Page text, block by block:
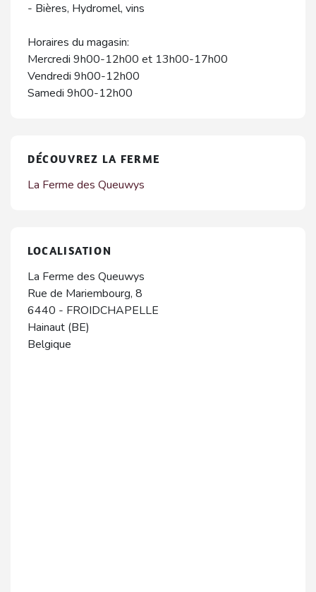
- Bières, Hydromel, vins
Horaires du magasin:
Mercredi 9h00-12h00 et 13h00-17h00
Vendredi 9h00-12h00
Samedi 9h00-12h00
DÉCOUVREZ LA FERME
La Ferme des Queuwys
LOCALISATION
La Ferme des Queuwys
Rue de Mariembourg, 8
6440 - FROIDCHAPELLE
Hainaut (BE)
Belgique